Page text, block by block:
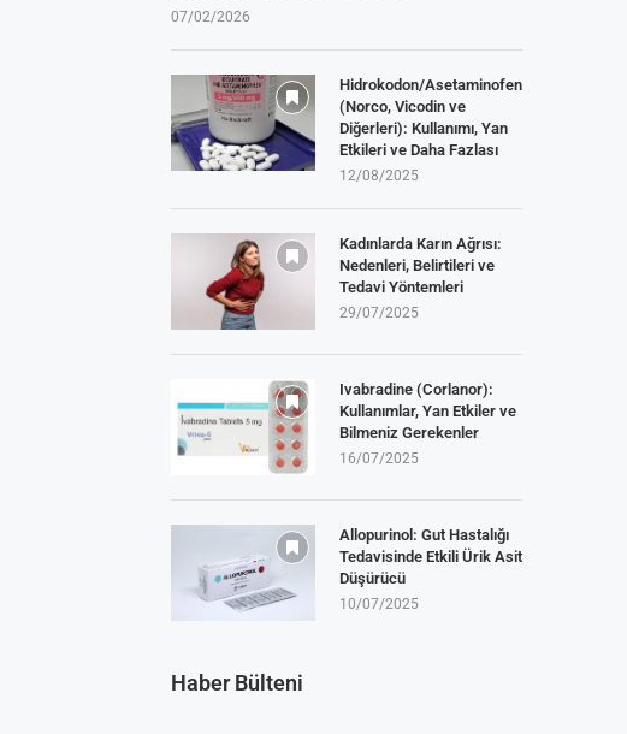
07/02/2026
Hidrokodon/Asetaminofen
(Norco, Vicodin ve
Diğerleri): Kullanımı, Yan
Etkileri ve Daha Fazlası
12/08/2025
Kadınlarda Karın Ağrısı:
Nedenleri, Belirtileri ve
Tedavi Yöntemleri
29/07/2025
Ivabradine (Corlanor):
Kullanımlar, Yan Etkiler ve
Bilmeniz Gerekenler
16/07/2025
Allopurinol: Gut Hastalığı
Tedavisinde Etkili Ürik Asit
Düşürücü
10/07/2025
Haber Bülteni